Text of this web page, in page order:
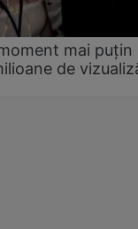
mai puțin
de